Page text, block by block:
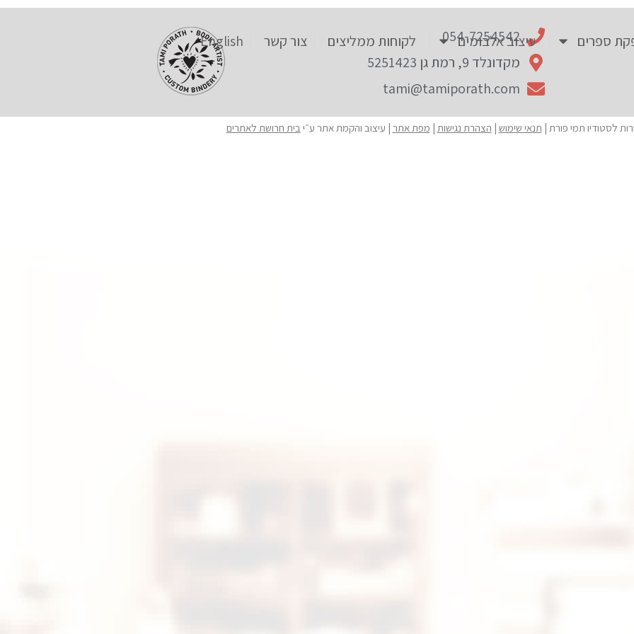
ספרים עיצוב אלבומים לקוחות ממליצים צור קשר English
054-7254542
מקדונלד 9, רמת גן 5251423
tami@tamiporath.com
תנאי שימוש | הצהרת נגישות | מפת אתר | עיצוב והקמת אתר ע״י בית חרושת לאתרים